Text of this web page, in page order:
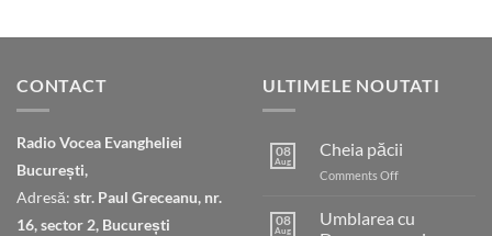
CONTACT
Radio Vocea Evangheliei
București,
Adresă: str. Paul Greceanu, nr.
16, sector 2, București
ULTIMELE NOUTATI
08
Aug
Cheia păcii
Comments Offon
08
Aug
Umblarea cu